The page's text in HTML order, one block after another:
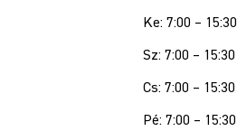
Ke: 7:00 – 15:30
Sz: 7:00 – 15:30
Cs: 7:00 – 15:30
Pé: 7:00 – 15:30